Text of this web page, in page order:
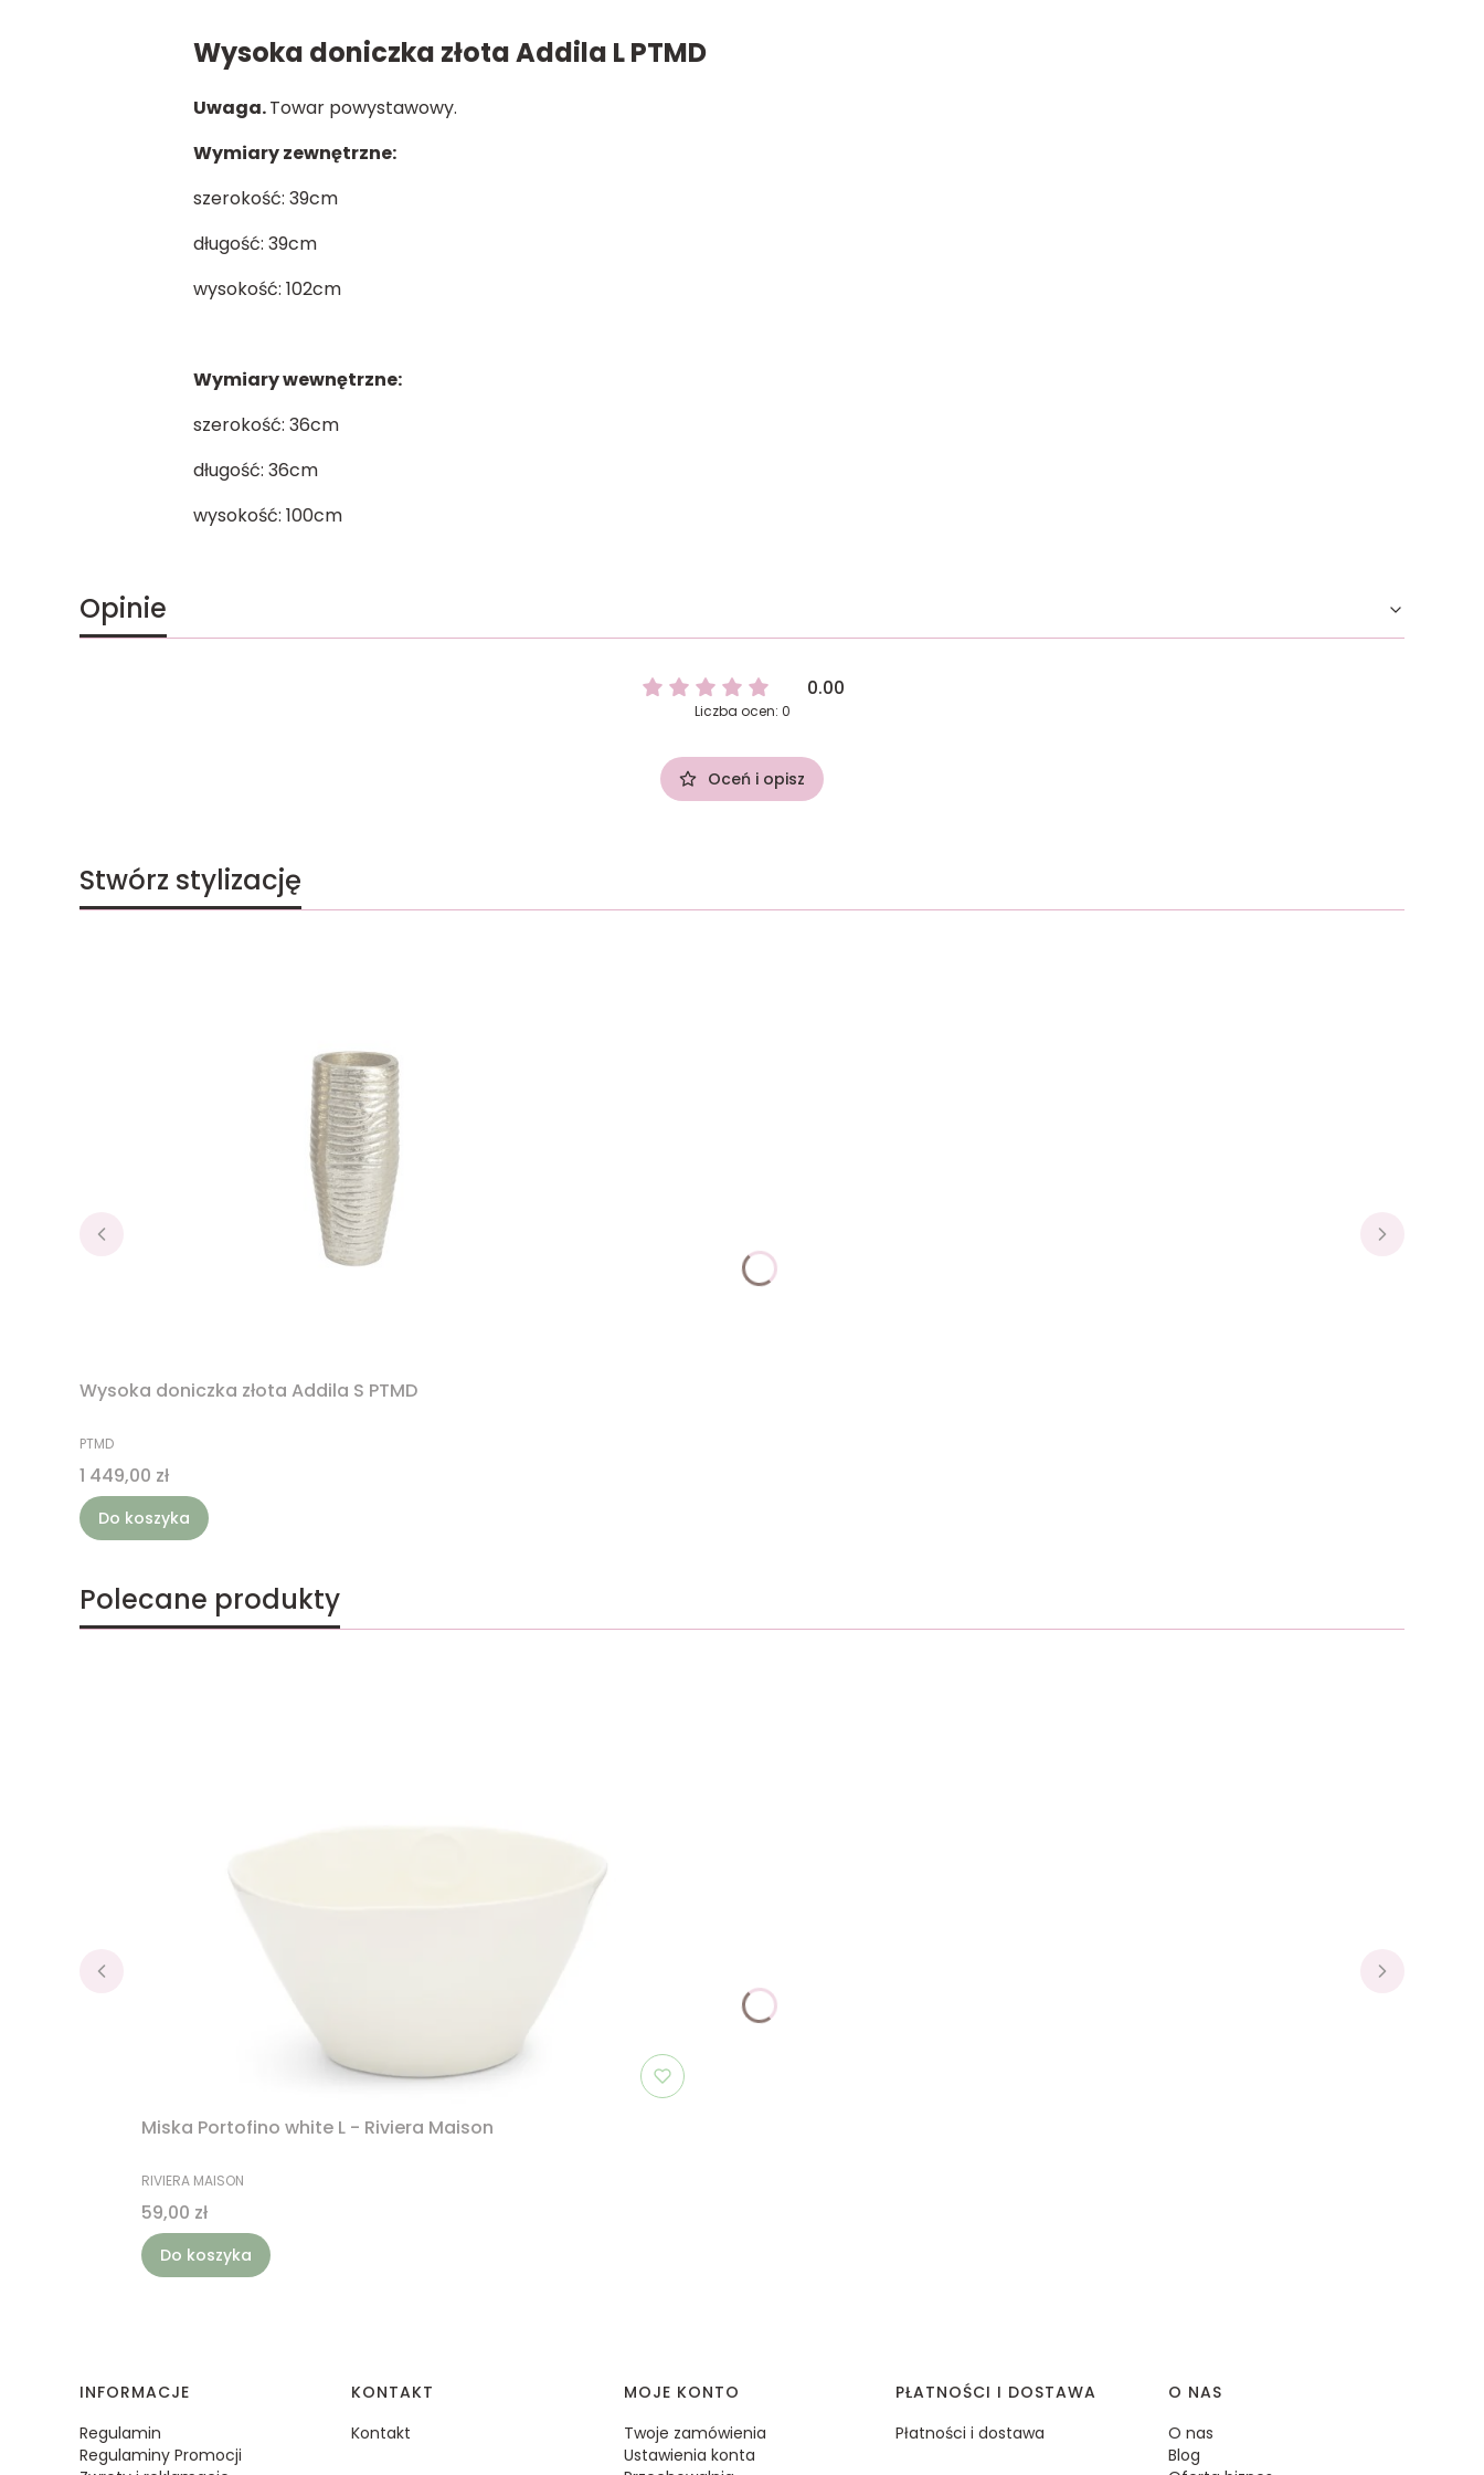
Wysoka doniczka złota Addila L PTMD
Uwaga.Towar powystawowy.
Wymiary zewnętrzne:
szerokość: 39cm
długość: 39cm
wysokość: 102cm
Wymiary wewnętrzne:
szerokość: 36cm
długość: 36cm
wysokość: 100cm
Opinie
0.00
Liczba ocen: 0
Oceń i opisz
Stwórz stylizację
Wysoka doniczka złota Addila S PTMD
PRODUCENT
PTMD
Cena
1 449,00 zł
Do koszyka
Polecane produkty
Miska Portofino white L - Riviera Maison
PRODUCENT
RIVIERA MAISON
Cena
59,00 zł
Do koszyka
Linki w stopce
INFORMACJE
Regulamin
Regulaminy Promocji
KONTAKT
Kontakt
MOJE KONTO
Twoje zamówienia
Ustawienia konta
PŁATNOŚCI I DOSTAWA
Płatności i dostawa
O NAS
O nas
Blog